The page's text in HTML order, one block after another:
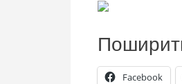
Facebook